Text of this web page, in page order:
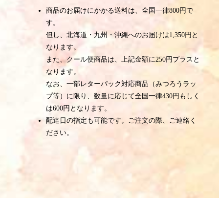
商品のお届けにかかる送料は、全国一律800円で
す。
但し、北海道・九州・沖縄へのお届けは1,350円と
なります。
また、クール便商品は、上記金額に250円プラスと
なります。
なお、一部レターパック対応商品（みつろうラッ
プ等）に限り、数量に応じて全国一律430円もしく
は600円となります。
配達日の指定も可能です。ご注文の際、ご連絡く
ださい。